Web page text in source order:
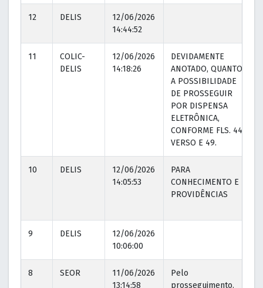
12 DELIS
12/06/2026
14:44:52
11
COLIC-
DELIS
12/06/2026
14:18:26
DEVIDAMENTE
ANOTADO, QUANTO
A POSSIBILIDADE
DE PROSSEGUIR
POR DISPENSA
ELETRÔNICA,
CONFORME FLS. 44
VERSO E 49.
10 DELIS
12/06/2026
14:05:53
PARA
CONHECIMENTO E
PROVIDÊNCIAS
9 DELIS
12/06/2026
10:06:00
8 SEOR
11/06/2026
13:14:58
Pelo
prosseguimento.